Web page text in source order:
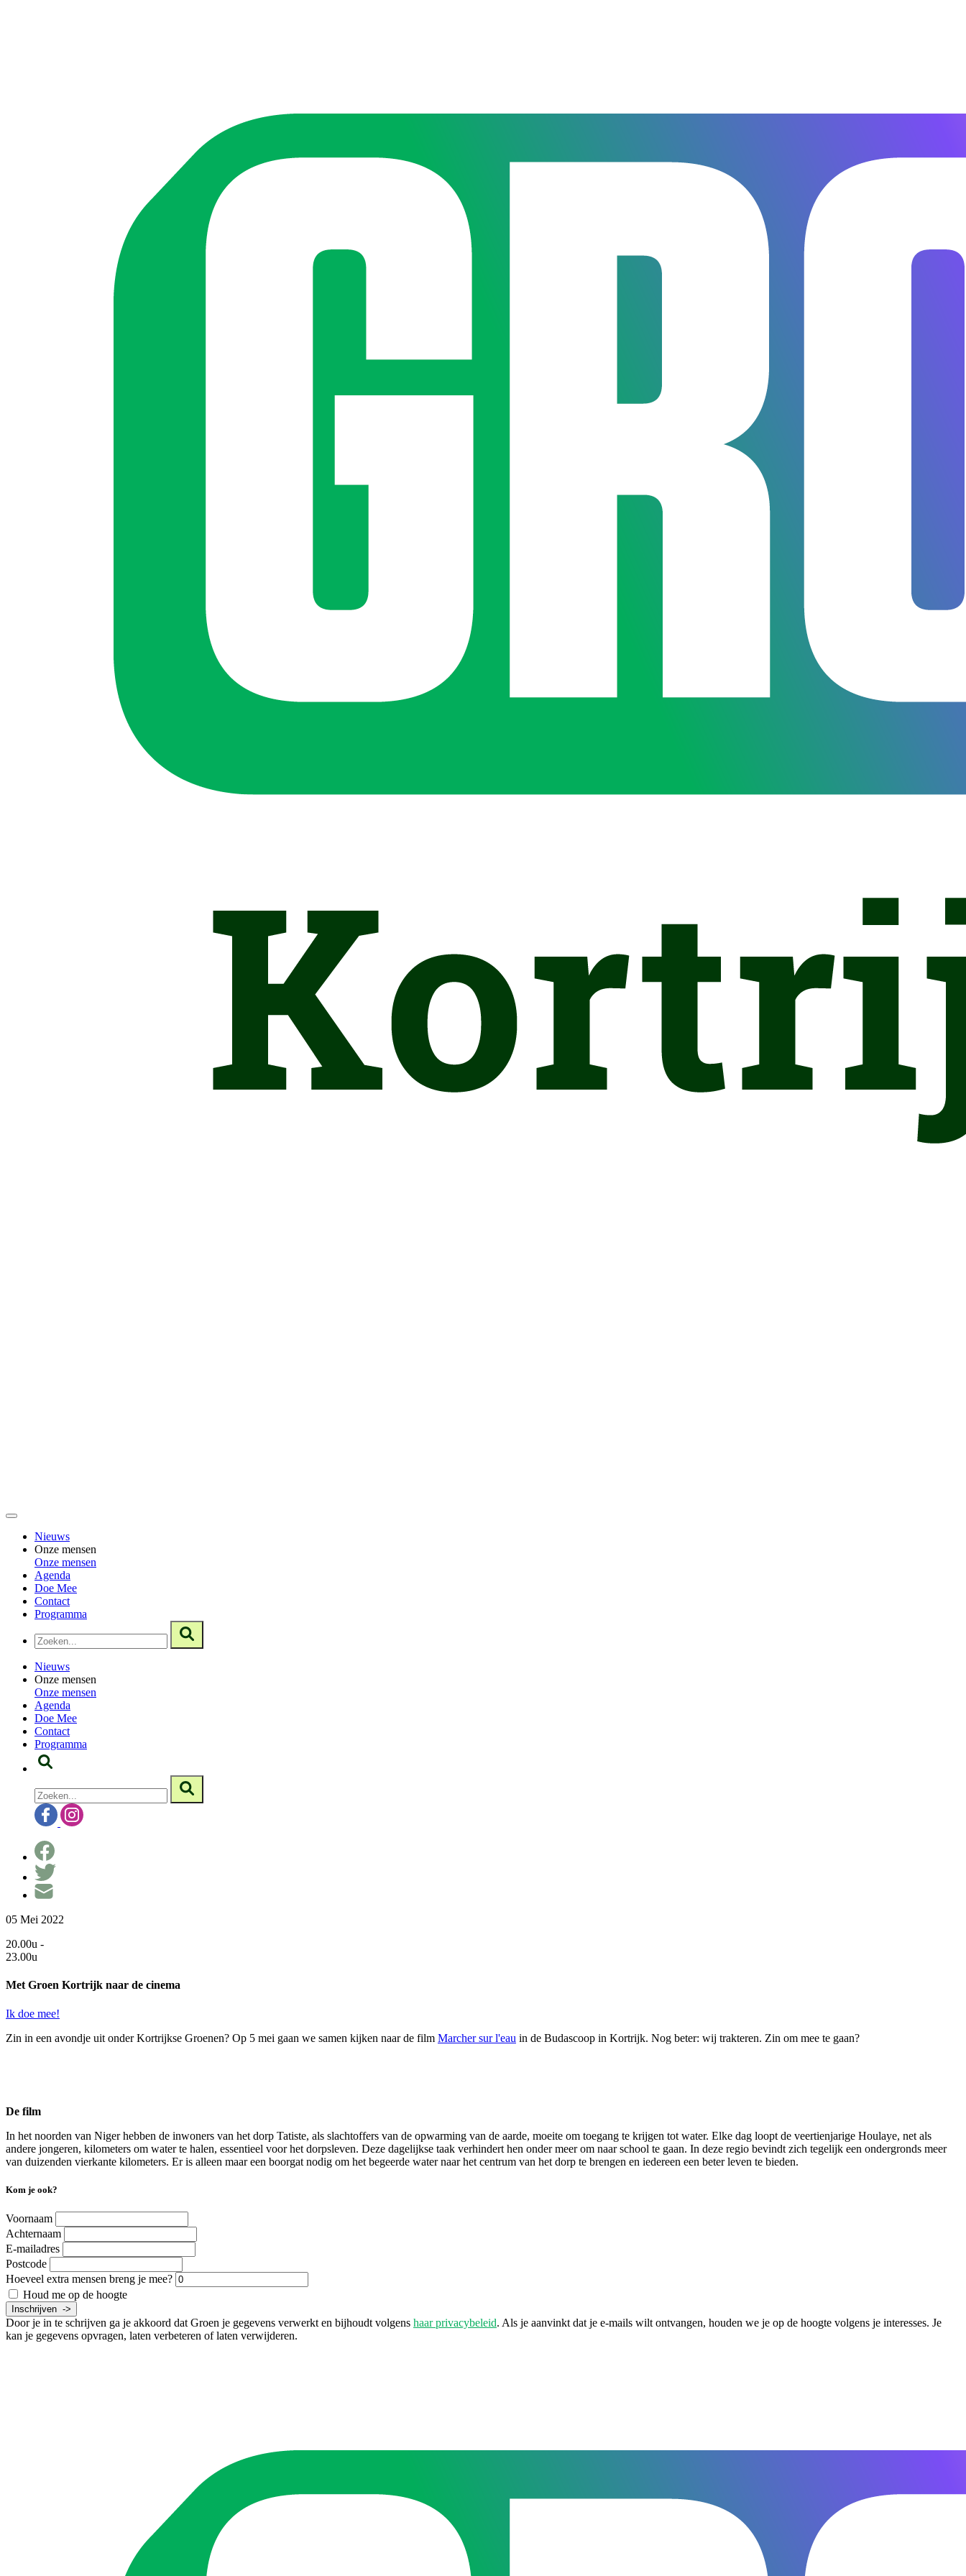
Nieuws
Onze mensen
Onze mensen
Agenda
Doe Mee
Contact
Programma
Nieuws
Onze mensen
Onze mensen
Agenda
Doe Mee
Contact
Programma
05 Mei 2022
20.00u -
23.00u
Met Groen Kortrijk naar de cinema
Ik doe mee!
Zin in een avondje uit onder Kortrijkse Groenen? Op 5 mei gaan we samen kijken naar de film Marcher sur l'eau in de Budascoop in Kortrijk. Nog beter: wij trakteren. Zin om mee te gaan?
De film
In het noorden van Niger hebben de inwoners van het dorp Tatiste, als slachtoffers van de opwarming van de aarde, moeite om toegang te krijgen tot water. Elke dag loopt de veertienjarige Houlaye, net als
andere jongeren, kilometers om water te halen, essentieel voor het dorpsleven. Deze dagelijkse taak verhindert hen onder meer om naar school te gaan. In deze regio bevindt zich tegelijk een ondergronds meer
van duizenden vierkante kilometers. Er is alleen maar een boorgat nodig om het begeerde water naar het centrum van het dorp te brengen en iedereen een beter leven te bieden.
Kom je ook?
Voornaam
Achternaam
E-mailadres
Postcode
Hoeveel extra mensen breng je mee?
Houd me op de hoogte
Door je in te schrijven ga je akkoord dat Groen je gegevens verwerkt en bijhoudt volgens haar privacybeleid. Als je aanvinkt dat je e-mails wilt ontvangen, houden we je op de hoogte volgens je interesses. Je
kan je gegevens opvragen, laten verbeteren of laten verwijderen.